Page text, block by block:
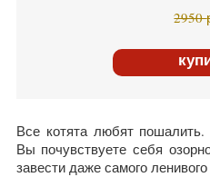
2950
Все котята любят
Вы почувствуете себя
завести даже самого ленивого